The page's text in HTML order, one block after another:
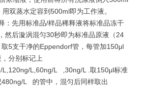
双蒸水定容到500ml即为工作液。
：先用标准品/样品稀释液将标准品冻干
然后漩涡混匀30秒即为标准品原液（24
5支干净的Eppendorf管，每管加150μl
分别标记上
L,120ng/L,60ng/L ,30ng/L .取150μl标准
480ng/L 的管中，混匀后同样取出